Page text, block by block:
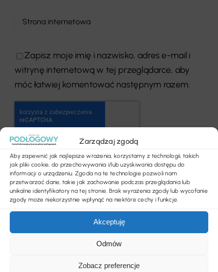
Zarządzaj zgodą
Aby zapewnić jak najlepsze wrażenia, korzystamy z technologii, takich
jak pliki cookie, do przechowywania i/lub uzyskiwania dostępu do
informacji o urządzeniu. Zgoda na te technologie pozwoli nam
przetwarzać dane, takie jak zachowanie podczas przeglądania lub
unikalne identyfikatory na tej stronie. Brak wyrażenia zgody lub wycofanie
zgody może niekorzystnie wpłynąć na niektóre cechy i funkcje.
Akceptuję
Odmów
Zobacz preferencje
Zapisz moje imię i nazwisko, adres e-mail i
witrynę internetową w tej przeglądarce, aby
móc łatwiej komentować następnym razem.
Poprzedni Następny